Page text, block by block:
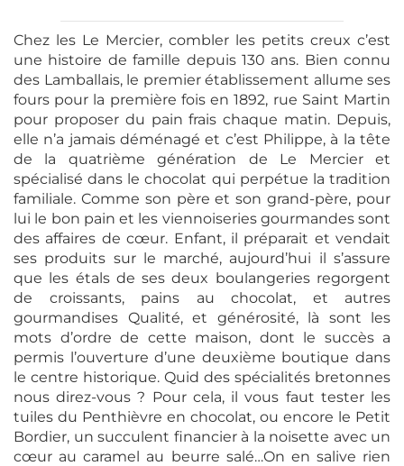
Chez les Le Mercier, combler les petits creux c’est
une histoire de famille depuis 130 ans. Bien connu
des Lamballais, le premier établissement allume ses
fours pour la première fois en 1892, rue Saint Martin
pour proposer du pain frais chaque matin. Depuis,
elle n’a jamais déménagé et c’est Philippe, à la tête
de la quatrième génération de Le Mercier et
spécialisé dans le chocolat qui perpétue la tradition
familiale. Comme son père et son grand-père, pour
lui le bon pain et les viennoiseries gourmandes sont
des affaires de cœur. Enfant, il préparait et vendait
ses produits sur le marché, aujourd’hui il s’assure
que les étals de ses deux boulangeries regorgent
de croissants, pains au chocolat, et autres
gourmandises Qualité, et générosité, là sont les
mots d’ordre de cette maison, dont le succès a
permis l’ouverture d’une deuxième boutique dans
le centre historique. Quid des spécialités bretonnes
nous direz-vous ? Pour cela, il vous faut tester les
tuiles du Penthièvre en chocolat, ou encore le Petit
Bordier, un succulent financier à la noisette avec un
cœur au caramel au beurre salé…On en salive rien